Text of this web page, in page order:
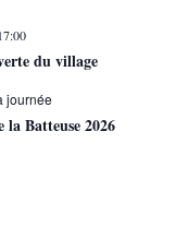
17:00
du village
journée
la Batteuse 2026